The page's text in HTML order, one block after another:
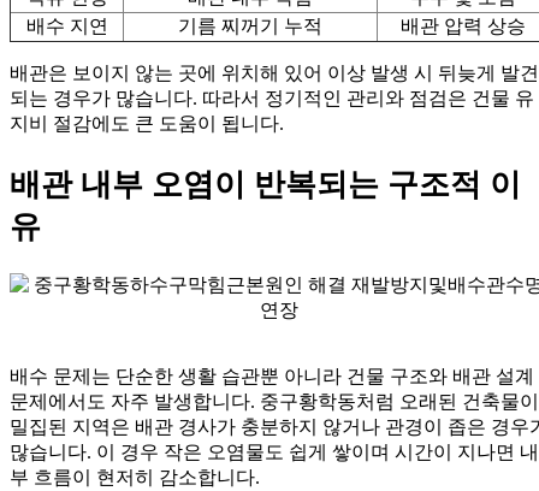
배수 지연
기름 찌꺼기 누적 배관 압력 상승
배관은 보이지 않는 곳에 위치해 있어 이상 발생 시 뒤늦게 발견
되는 경우가 많습니다. 따라서 정기적인 관리와 점검은 건물 유
지비 절감에도 큰 도움이 됩니다.
배관 내부 오염이 반복되는 구조적 이
유
배수 문제는 단순한 생활 습관뿐 아니라 건물 구조와 배관 설계
문제에서도 자주 발생합니다. 중구황학동처럼 오래된 건축물이
밀집된 지역은 배관 경사가 충분하지 않거나 관경이 좁은 경우
많습니다. 이 경우 작은 오염물도 쉽게 쌓이며 시간이 지나면 내
부 흐름이 현저히 감소합니다.